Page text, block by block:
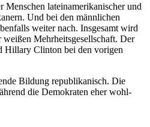
Menschen lateinamerikanischer und
Und bei den männlichen
weiter nach. Insgesamt wird
Mehrheitsgesellschaft. Der
Hillary Clinton bei den vorigen
Bildung republikanisch. Die
die Demokraten eher wohl­